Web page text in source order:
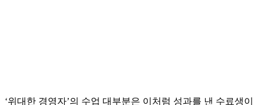
‘위대한 경영자’의 수업 대부분은 이처럼 성과를 낸 수료생이